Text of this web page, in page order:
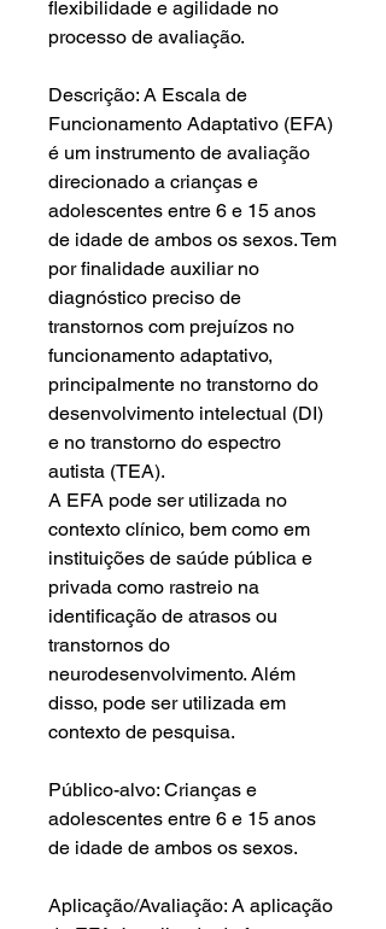
flexibilidade e agilidade no
processo de avaliação.
Descrição: A Escala de
Funcionamento Adaptativo (EFA)
é um instrumento de avaliação
direcionado a crianças e
adolescentes entre 6 e 15 anos
de idade de ambos os sexos. Tem
por finalidade auxiliar no
diagnóstico preciso de
transtornos com prejuízos no
funcionamento adaptativo,
principalmente no transtorno do
desenvolvimento intelectual (DI)
e no transtorno do espectro
autista (TEA).
A EFA pode ser utilizada no
contexto clínico, bem como em
instituições de saúde pública e
privada como rastreio na
identificação de atrasos ou
transtornos do
neurodesenvolvimento. Além
disso, pode ser utilizada em
contexto de pesquisa.
Público-alvo: Crianças e
adolescentes entre 6 e 15 anos
de idade de ambos os sexos.
Aplicação/Avaliação: A aplicação